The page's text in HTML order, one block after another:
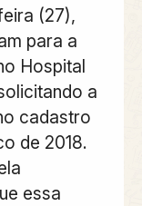
(27),
para a
Hospital
a
cadastro
de 2018.
essa